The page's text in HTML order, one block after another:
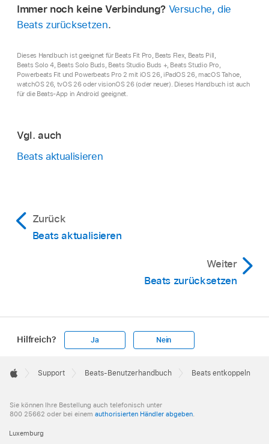
entfernt, auf denen du mit demselben
Apple Account
Mac:Wähle Menü „Apple“
>
„Systemeinstellungen“, klicke in der
Seitenleiste auf den Namen deiner Beats
Apple Watch:
denen du mit demselben
angemeldet bist.
>
„Fernbedienungen und Geräte“ >
Kopple die Beats erneutmit deinem Apple-
auf die Taste „Einstellungen“ neben dem
Namen deiner Beats und tippe dann auf
Mitteilung auf „Entkoppeln“.
Kopple die Beats erneutmit deinem Android-
Gerät.
Immer noch keine Verbindung? Versuche, die
Beats zurücksetzen.
Dieses Handbuch ist geeignet für Beats Fit Pro, Beats Flex, Beats Pill,
Beats Solo 4, Beats Solo Buds, Beats Studio Buds +, Beats Studio Pro,
Powerbeats Fit und Powerbeats Pro 2 mit iOS 26, iPadOS 26, macOS Tahoe,
watchOS 26, tvOS 26 oder visionOS 26 (oder neuer). Dieses Handbuch ist auch
für die Beats-App in Android geeignet.
Vgl. auch
Beats aktualisieren
Zurück
Beats aktualisieren
Weiter
Beats zurücksetzen
Hilfreich? Ja Nein
Footer

Support Beats-Benutzerhandbuch Beats entkoppeln
Sie können Ihre Bestellung auch telefonisch unter
800 25662 oder bei einem authorisierten Händler abgeben.
Luxemburg